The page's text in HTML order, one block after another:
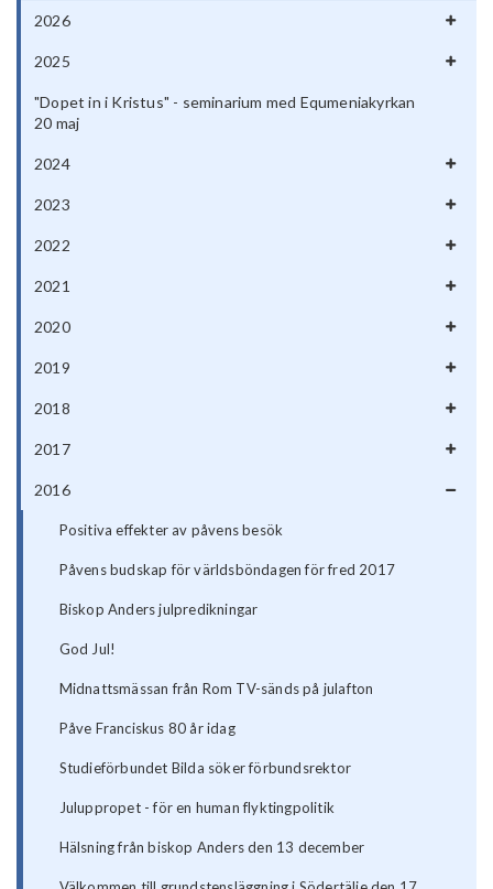
2026
2025
"Dopet in i Kristus" - seminarium med Equmeniakyrkan
20 maj
2024
2023
2022
2021
2020
2019
2018
2017
2016
Positiva effekter av påvens besök
Påvens budskap för världsböndagen för fred 2017
Biskop Anders julpredikningar
God Jul!
Midnattsmässan från Rom TV-sänds på julafton
Påve Franciskus 80 år idag
Studieförbundet Bilda söker förbundsrektor
Juluppropet - för en human flyktingpolitik
Hälsning från biskop Anders den 13 december